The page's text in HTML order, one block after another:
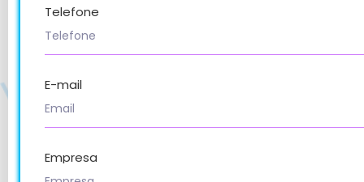
Telefone
E-mail
Empresa